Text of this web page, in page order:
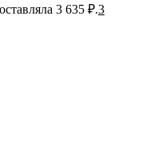
3 635 ₽.3